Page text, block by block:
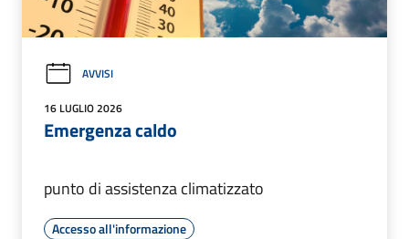
AVVISI
16 LUGLIO 2026
Emergenza caldo
punto di assistenza climatizzato
Accesso all'informazione